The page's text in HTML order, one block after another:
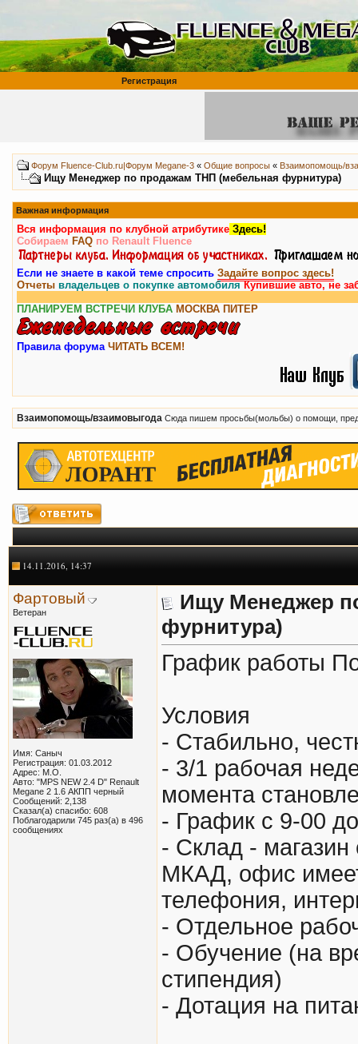
Регистрация
Форум Fluence-Club.ru|Форум Megane-3 « Общие вопросы « Взаимопомощь/
Ищу Менеджер по продажам ТНП (мебельная фурнитура)
Важная информация
Вся информация по клубной атрибутике Здесь!
Собираем FAQ по Renault Fluence
Если не знаете в какой теме спросить Задайте вопрос здесь!
Отчеты владельцев о покупке автомобиляКупившие авто, не
ПЛАНИРУЕМ ВСТРЕЧИ КЛУБА МОСКВА ПИТЕР
Правила форума ЧИТАТЬ ВСЕМ!
Взаимопомощь/взаимовыгода Сюда пишем просьбы(мольбы) о помощи,
14.11.2016, 14:37
Фартовый
Ветеран
Имя: Саныч
Регистрация: 01.03.2012
Адрес: М.О.
Авто: "MPS NEW 2.4 D" Renault
Megane 2 1.6 АКПП черный
Сообщений: 2,138
Сказал(а) спасибо: 608
Поблагодарили 745 раз(а) в 496
сообщениях
Ищу Менеджер
фурнитура)
График работы
Условия
- Стабильно,
- 3/1 рабочая
момента
- График с 9-00
- Склад -
МКАД, офис
телефония,
- Отдельное
- Обучение (на
стипендия)
- Дотация на